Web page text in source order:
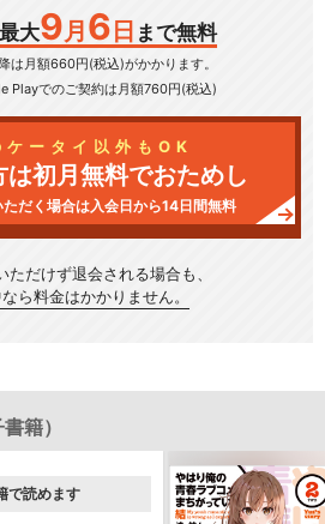
大9 月 6 日 まで無料
は月額660円(税込)がかかります。
Playでのご契約は月額760円(税込)
ケータイ以外もOK
は初月無料でおためし
だく場合は入会日から14日間無料
ただけず退会される場合も、
ら料金はかかりません。
籍）
で読めます